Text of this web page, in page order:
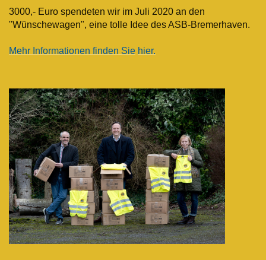
3000,- Euro spendeten wir im Juli 2020 an den
"Wünschewagen", eine tolle Idee des ASB-Bremerhaven.
Mehr Informationen finden Sie hier.